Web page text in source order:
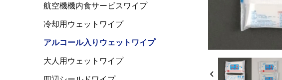
航空機機内食サービスワイプ
冷却用ウェットワイプ
アルコール入りウェットワイプ
大人用ウェットワイプ